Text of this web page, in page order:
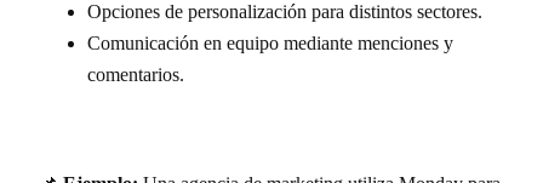
Opciones de personalización para distintos sectores.
Comunicación en equipo mediante menciones y
comentarios.